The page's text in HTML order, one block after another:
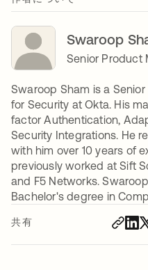
共有
Swaroop
Senior Product
Swaroop Sham is a
for Security at Okta. His
factor Authentication,
Security Integrations. He
with him over 10 years of
previously worked at Sift
and F5 Networks.
Bachelor's degree in